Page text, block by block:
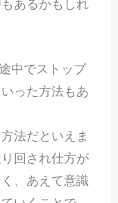
あるかもしれ
中でストップ
った方法もあ
法だといえま
回され仕方が
、あえて意識